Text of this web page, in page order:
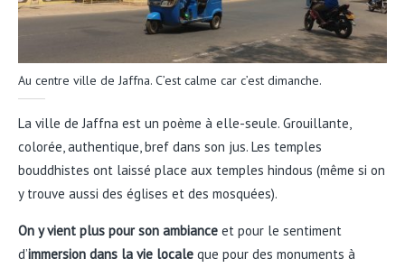
Au centre ville de Jaffna. C’est calme car c’est dimanche.
La ville de Jaffna est un poème à elle-seule. Grouillante,
colorée, authentique, bref dans son jus. Les temples
bouddhistes ont laissé place aux temples hindous (même si on
y trouve aussi des églises et des mosquées).
On y vient plus pour son ambiance et pour le sentiment
d’immersion dans la vie locale que pour des monuments à